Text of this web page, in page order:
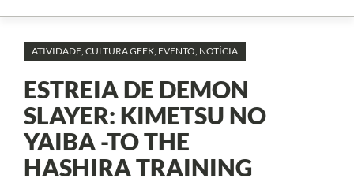
ATIVIDADE CULTURA GEEK EVENTO NOTÍCIA
ESTREIA DE DEMON
SLAYER: KIMETSU NO
YAIBA -TO THE
HASHIRA TRAINING